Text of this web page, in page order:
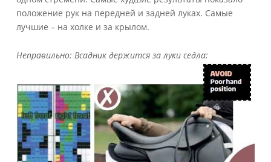
положение рук на передней и задней луках. Самые
лучшие – на холке и за крылом.
Неправильно: Всадник держится за луки седла: